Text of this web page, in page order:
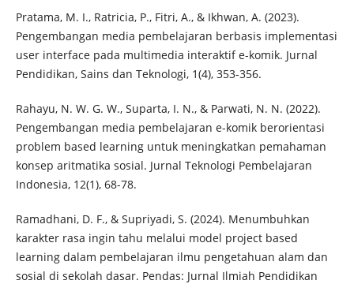
Pratama, M. I., Ratricia, P., Fitri, A., & Ikhwan, A. (2023).
Pengembangan media pembelajaran berbasis implementasi
user interface pada multimedia interaktif e-komik. Jurnal
Pendidikan, Sains dan Teknologi, 1(4), 353-356.
Rahayu, N. W. G. W., Suparta, I. N., & Parwati, N. N. (2022).
Pengembangan media pembelajaran e-komik berorientasi
problem based learning untuk meningkatkan pemahaman
konsep aritmatika sosial. Jurnal Teknologi Pembelajaran
Indonesia, 12(1), 68-78.
Ramadhani, D. F., & Supriyadi, S. (2024). Menumbuhkan
karakter rasa ingin tahu melalui model project based
learning dalam pembelajaran ilmu pengetahuan alam dan
sosial di sekolah dasar. Pendas: Jurnal Ilmiah Pendidikan